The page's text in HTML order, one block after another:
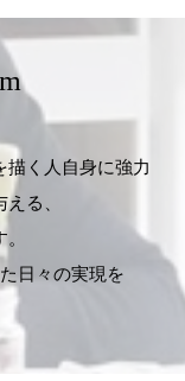
描く人自身に強力
る、
日々の実現を